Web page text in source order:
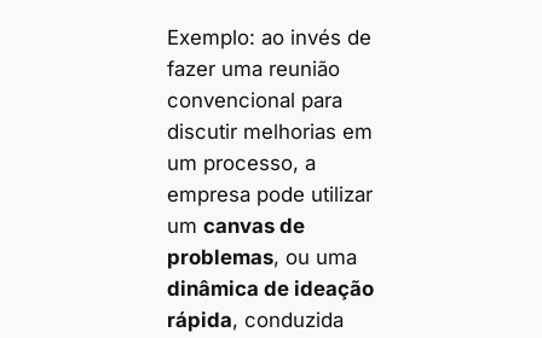
Exemplo: ao invés de
fazer uma reunião
convencional para
discutir melhorias em
um processo, a
empresa pode utilizar
um canvas de
problemas, ou uma
dinâmica de ideação
rápida, conduzida